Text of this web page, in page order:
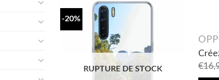
-20%
RUPTURE DE STOCK
€